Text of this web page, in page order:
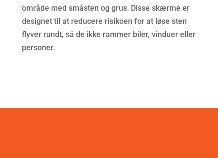
område med småsten og grus. Disse skærme er
designet til at reducere risikoen for at løse sten
flyver rundt, så de ikke rammer biler, vinduer eller
personer.